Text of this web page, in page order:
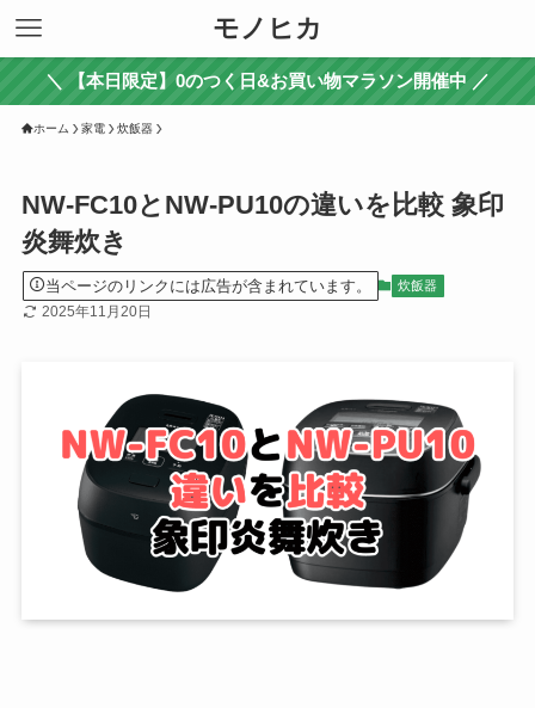
モノヒカ
＼ 【本日限定】0のつく日&お買い物マラソン開催中 ／
ホーム 家電 炊飯器
NW-FC10とNW-PU10の違いを比較 象印
炎舞炊き
当ページのリンクには広告が含まれています。 炊飯器
2025年11月20日